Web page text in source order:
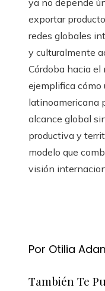
ya no depende
exportar
redes globales
y culturalmente
Córdoba hacia el
ejemplifica cómo
latinoamericana
alcance global
productiva y
modelo que
visión
Por Otilia
También Te